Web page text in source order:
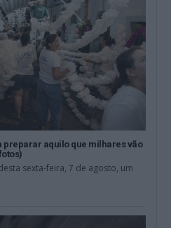
preparar aquilo que milhares vão
sexta-feira, 7 de agosto, um